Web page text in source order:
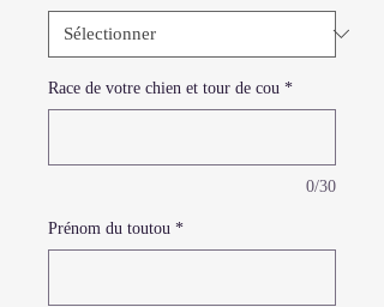
Race de votre chien et tour de cou *
0/30
Prénom du toutou *